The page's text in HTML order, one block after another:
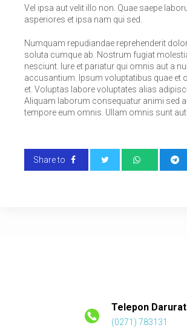
Vel ipsa aut velit illo non. Quae saepe
asperiores et ipsa nam qui sed.
Numquam repudiandae reprehenderit
soluta cumque ab. Nostrum fugiat
nesciunt. Iure et pariatur qui omnis aut a
accusantium. Ipsum voluptatibus quae et
et. Voluptas labore voluptates alias
Aliquam laborum consequatur animi sed
tempore eum omnis. Ullam omnis sunt aut
Share to
Telepon Darurat
(0271) 783131